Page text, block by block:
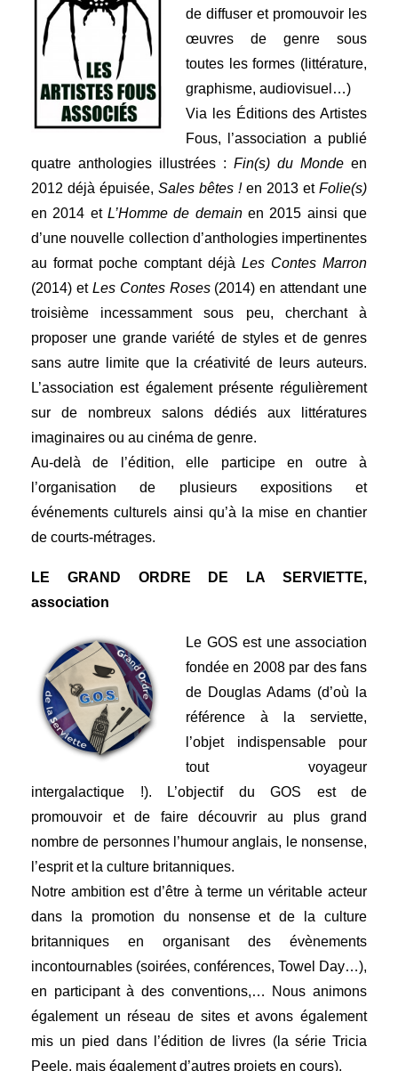
de diffuser et promouvoir les
œuvres de genre sous
toutes les formes (littérature,
graphisme, audiovisuel…)
Via les Éditions des Artistes
Fous, l’association a publié
quatre anthologies illustrées : Fin(s) du Monde en
2012 déjà épuisée, Sales bêtes !en 2013 et Folie(s)
en 2014 et L’Homme de demainen 2015 ainsi que
d’une nouvelle collection d’anthologies impertinentes
au format poche comptant déjà Les Contes Marron
(2014) et Les Contes Roses(2014) en attendant une
troisième incessamment sous peu, cherchant à
proposer une grande variété de styles et de genres
sans autre limite que la créativité de leurs auteurs.
L’association est également présente régulièrement
sur de nombreux salons dédiés aux littératures
imaginaires ou au cinéma de genre.
Au-delà de l’édition, elle participe en outre à
l’organisation de plusieurs expositions et
événements culturels ainsi qu’à la mise en chantier
de courts-métrages.
LE GRAND ORDRE DE LA SERVIETTE,
association
Le GOS est une association
fondée en 2008 par des fans
de Douglas Adams (d’où la
référence à la serviette,
l’objet indispensable pour
tout voyageur
intergalactique !). L’objectif du GOS est de
promouvoir et de faire découvrir au plus grand
nombre de personnes l’humour anglais, le nonsense,
l’esprit et la culture britanniques.
Notre ambition est d’être à terme un véritable acteur
dans la promotion du nonsense et de la culture
britanniques en organisant des évènements
incontournables (soirées, conférences, Towel Day…),
en participant à des conventions,… Nous animons
également un réseau de sites et avons également
mis un pied dans l’édition de livres (la série Tricia
Peele, mais également d’autres projets en cours).